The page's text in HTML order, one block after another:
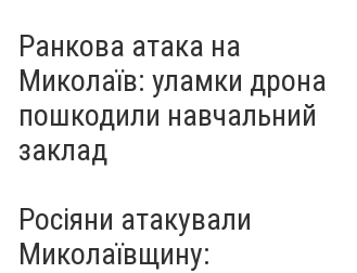
Ранкова атака на
Миколаїв: уламки дрона
пошкодили навчальний
заклад
Росіяни атакували
Миколаївщину: